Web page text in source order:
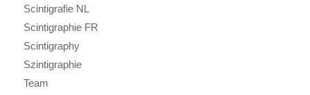
Scintigrafie NL
Scintigraphie FR
Scintigraphy
Szintigraphie
Team